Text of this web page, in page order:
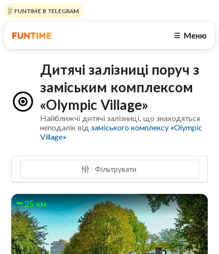
FUNTIME В TELEGRAM
☰ Меню
Дитячі залізниці поруч з
заміським комплексом
«Olympic Village»
Найближчі дитячі залізниці, що знаходяться
неподалік відзаміського комплексу «Olympic
Village»
Фільтрувати
25 км